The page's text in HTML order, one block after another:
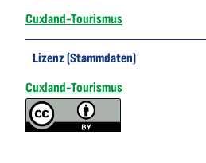
Cuxland-Tourismus
Lizenz (Stammdaten)
Cuxland-Tourismus